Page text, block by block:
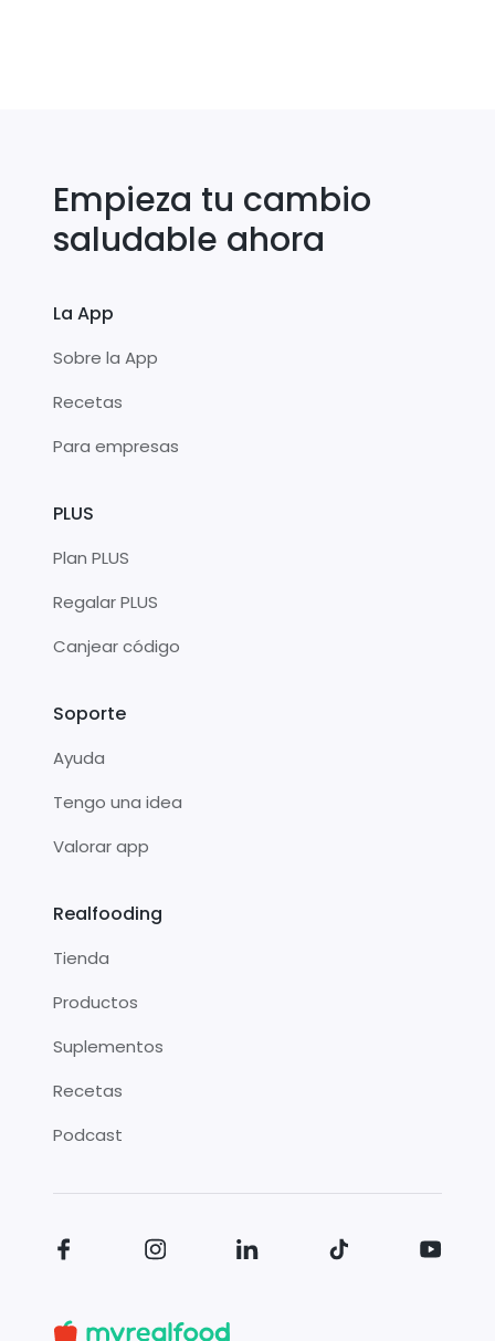
Empieza tu cambio
saludable ahora
La App
Sobre la App
Recetas
Para empresas
PLUS
Plan PLUS
Regalar PLUS
Canjear código
Soporte
Ayuda
Tengo una idea
Valorar app
Realfooding
Tienda
Productos
Suplementos
Recetas
Podcast